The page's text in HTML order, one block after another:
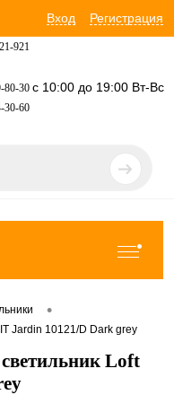
Вход Регистрация
921
80-30 с 10:00 до 19:00 Вт-Вс
30-60
•
Jardin 10121/D Dark grey
Loft